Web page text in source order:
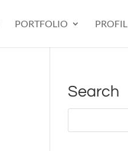
PORTFOLIO PROFIL
Search